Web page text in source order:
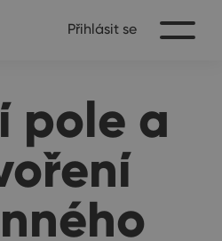
Přihlásit se
pole a